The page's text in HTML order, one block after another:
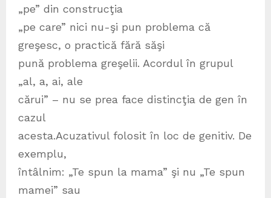
„pe” din construcţia
„pe care” nici nu-şi pun problema că
greşesc, o practică fără săşi
pună problema greşelii. Acordul în grupul
„al, a, ai, ale
cărui” – nu se prea face distincţia de gen în
cazul
acesta.Acuzativul folosit în loc de genitiv. De
exemplu,
întâlnim: „Te spun la mama” şi nu „Te spun
mamei” sau